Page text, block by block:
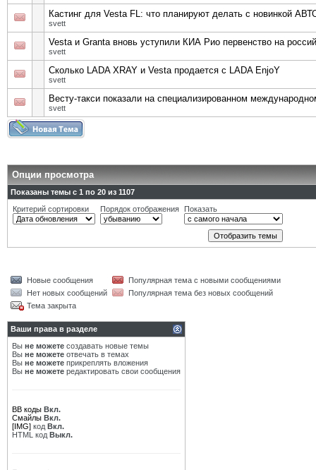
Кастинг для Vesta FL: что планируют делать с новинкой
svett
Vesta и Granta вновь уступили КИА Рио первенство на
svett
Сколько LADA XRAY и Vesta продается с LADA EnjoY
svett
Весту-такси показали на специализированном
svett
Опции просмотра
Показаны темы с 1 по 20 из 1107
Критерий сортировки
Порядок отображения Показать
Новые сообщения
Популярная тема с новыми сообщениями
Нет новых сообщений
Популярная тема без новых сообщений
Тема закрыта
Ваши права в разделе
Вы не можете создавать новые темы
Вы не можете отвечать в темах
Вы не можете прикреплять вложения
Вы не можете редактировать свои сообщения
BB коды Вкл.
Смайлы Вкл.
[IMG] код Вкл.
HTML код Выкл.